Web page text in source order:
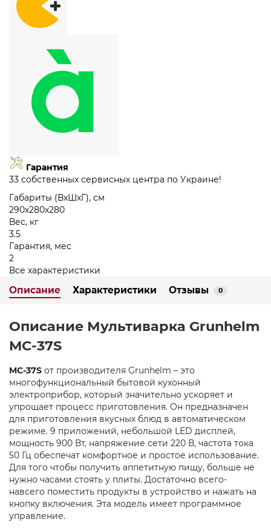
Гарантия
33 собственных сервисных центра по Украине!
Габариты (ВхШхГ), см
290х280x280
Вес, кг
3.5
Гарантия, мес
2
Все характеристики
Описание Характеристики Отзывы 0
Описание Мультиварка Grunhelm
MC-37S
MC-37S от производителя Grunhelm – это
многофункциональный бытовой кухонный
электроприбор, который значительно ускоряет и
упрощает процесс приготовления. Он предназначен
для приготовления вкусных блюд в автоматическом
режиме. 9 приложений, небольшой LED дисплей,
мощность 900 Вт, напряжение сети 220 В, частота тока
50 Гц обеспечат комфортное и простое использование.
Для того чтобы получить аппетитную пищу, больше не
нужно часами стоять у плиты. Достаточно всего-
навсего поместить продукты в устройство и нажать на
кнопку включения. Эта модель имеет программное
управление.